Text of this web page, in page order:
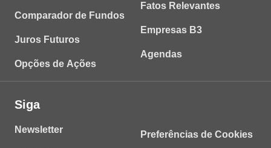
Comparador de Fundos
Juros Futuros
Opções de Ações
Fatos Relevantes
Empresas B3
Agendas
Siga
Newsletter Preferências de Cookies